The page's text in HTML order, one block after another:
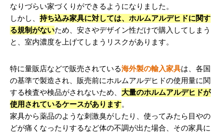
なりづらい家づくりができるようになりました。
しかし、 持ち込み家具に対しては、ホルムアルデヒドに関す
る規制がないため、安さやデザイン性だけで購入してしまう
と、室内濃度を上げてしまうリスクがあります。
特に量販店などで販売されている海外製の輸入家具は、各国
の基準で製造され、販売前にホルムアルデヒドの使用量に関
する検査や検品がされないため、 大量のホルムアルデヒドが
使用されているケースがあります。
家具から薬品のような刺激臭がしたり、使ってみたら目やの
どが痛くなったりするなど体の不調が出た場合、その家具に